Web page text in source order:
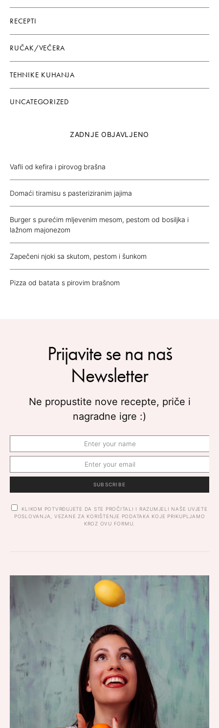
RECEPTI
RUČAK/VEČERA
TEHNIKE KUHANJA
UNCATEGORIZED
ZADNJE OBJAVLJENO
Vafli od kefira i pirovog brašna
Domaći tiramisu s pasteriziranim jajima
Burger s purećim mljevenim mesom, pestom od bosiljka i
lažnom majonezom
Zapečeni njoki sa skutom, pestom i šunkom
Pizza od batata s pirovim brašnom
Prijavite se na naš
Newsletter
Ne propustite nove recepte, priče i
nagradne igre :)
SUBSCRIBE
KLIKOM POTVRĐUJETE DA STE PROČITALI I RAZUMJELI NAŠE UVJETE
POSLOVANJA, VEZANE ZA KORIŠTENJE PODATAKA KOJE PRIKUPLJAMO
KROZ OVU FORMU.